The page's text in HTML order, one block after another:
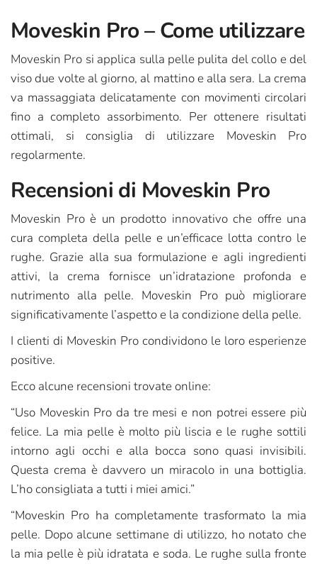
Moveskin Pro – Come utilizzare
Moveskin Pro si applica sulla pelle pulita del collo e del
viso due volte al giorno, al mattino e alla sera. La crema
va massaggiata delicatamente con movimenti circolari
fino a completo assorbimento. Per ottenere risultati
ottimali, si consiglia di utilizzare Moveskin Pro
regolarmente.
Recensioni di Moveskin Pro
Moveskin Pro è un prodotto innovativo che offre una
cura completa della pelle e un’efficace lotta contro le
rughe. Grazie alla sua formulazione e agli ingredienti
attivi, la crema fornisce un’idratazione profonda e
nutrimento alla pelle. Moveskin Pro può migliorare
significativamente l’aspetto e la condizione della pelle.
I clienti di Moveskin Pro condividono le loro esperienze
positive.
Ecco alcune recensioni trovate online:
“Uso Moveskin Pro da tre mesi e non potrei essere più
felice. La mia pelle è molto più liscia e le rughe sottili
intorno agli occhi e alla bocca sono quasi invisibili.
Questa crema è davvero un miracolo in una bottiglia.
L’ho consigliata a tutti i miei amici.”
“Moveskin Pro ha completamente trasformato la mia
pelle. Dopo alcune settimane di utilizzo, ho notato che
la mia pelle è più idratata e soda. Le rughe sulla fronte